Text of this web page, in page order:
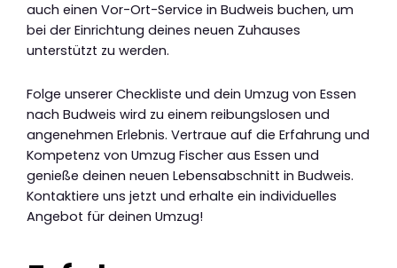
auch einen Vor-Ort-Service in Budweis buchen, um
bei der Einrichtung deines neuen Zuhauses
unterstützt zu werden.
Folge unserer Checkliste und dein Umzug von Essen
nach Budweis wird zu einem reibungslosen und
angenehmen Erlebnis. Vertraue auf die Erfahrung und
Kompetenz von Umzug Fischer aus Essen und
genieße deinen neuen Lebensabschnitt in Budweis.
Kontaktiere uns jetzt und erhalte ein individuelles
Angebot für deinen Umzug!